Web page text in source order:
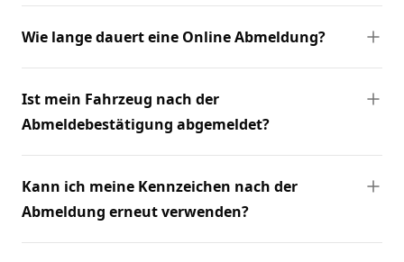
Wie lange dauert eine Online Abmeldung?
Ist mein Fahrzeug nach der
Abmeldebestätigung abgemeldet?
Kann ich meine Kennzeichen nach der
Abmeldung erneut verwenden?